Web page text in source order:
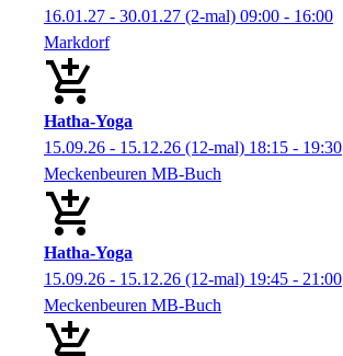
Hatha-Yoga
15.09.26 - 15.12.26 (12-mal) 18:15 - 19:30
Meckenbeuren MB-Buch
Hatha-Yoga
15.09.26 - 15.12.26 (12-mal) 19:45 - 21:00
Meckenbeuren MB-Buch
16.01.27 - 30.01.27 (2-mal) 09:00 - 16:00
Markdorf